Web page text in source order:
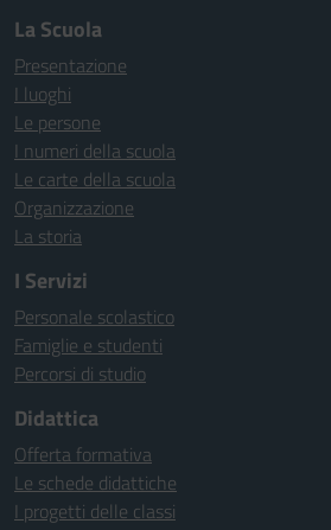
La Scuola
Presentazione
I luoghi
Le persone
I numeri della scuola
Le carte della scuola
Organizzazione
La storia
I Servizi
Personale scolastico
Famiglie e studenti
Percorsi di studio
Didattica
Offerta formativa
Le schede didattiche
I progetti delle classi